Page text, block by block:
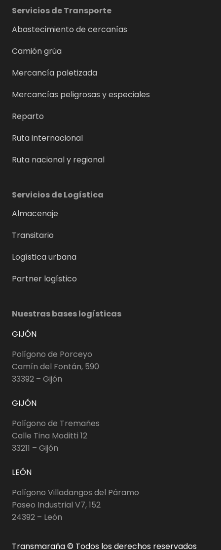
Servicios de Transporte
Abastecimiento de cercanías
Camión grúa
Mercancía paletizada
Mercancías peligrosas y especiales
Reparto
Ruta internacional
Ruta nacional y regional
Servicios de Logística
Almacenaje
Transitario
Logística urbana
Partner logístico
Nuestras bases logísticas
GIJÓN
Polígono de Porceyo
Camín del Fontán, 590
33392 – Gijón
GIJÓN
Polígono de Tremañes
Calle Tina Moditti 12
33211 – Gijón
LEÓN
Polígono Villadangos del Páramo
Paseo Industrial V7, 152
24392 – León
Transmaraña © Todos los derechos reservados